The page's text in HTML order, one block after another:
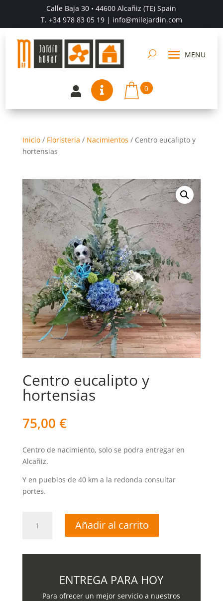
Calle Baja 30 • 44600 Alcañiz (TE) Spain
T. +34 978 83 05 19| info@milejardin.com
  0
Inicio/ Floristeria / Nacimientos / Centro eucalipto y
hortensias
Centro eucalipto y
hortensias
75,00 €
Centro de nacimiento, solo se podra entregar en
Alcañiz.
Y en pueblos de 40 km a la redonda consultar
portes.
eucalipto
Añadir al carrito
ENTREGA PARA HOY
Para ofrecer un mejor servicio a nuestros